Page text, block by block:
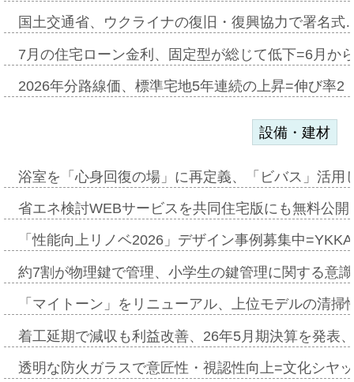
国土交通省、ウクライナの復旧・復興協力で署名
7月の住宅ローン金利、固定型が総じて低下=6月か
2026年分路線価、標準宅地5年連続の上昇=伸び率
設備・建材
浴室を「心身回復の場」に再定義、「ビバス」活
省エネ検討WEBサービスを共同住宅版にも無料公
「性能向上リノベ2026」デザイン事例募集中
約7割が物理鍵で管理、小学生の鍵管理に関する意
「マイトーン」をリニューアル、上位モデルの清
着工延期で減収も利益改善、26年5月期決算を発表
透明な防火ガラスで意匠性・視認性向上=文化シヤ